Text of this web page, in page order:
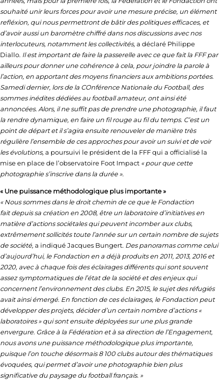
souhaité unir leurs forces pour avoir une mesure précise, un élément
refléxion, qui nous permettront de bâtir des politiques efficaces, et
d’avoir aussi un baromètre chiffré dans nos discussions avec nos
interlocuteurs, notamment les collectivités, a déclaré Philippe
Diallo. Il est important de faire la passerelle avec ce que fait la FFF par
ailleurs pour donner une cohérence à cela, pour joindre la parole à
l’action, en apportant des moyens financiers aux ambitions portées.
Samedi dernier, lors de la COnférence Nationale du Football, des
sommes inédites dédiées au football amateur, ont ainsi été
annoncées. Alors, il ne suffit pas de prendre une photographie, il faut
la rendre dynamique, en faire un fil rouge au fil du temps. C’est un
point de départ et il s’agira ensuite renouveler de manière très
régulière l’ensemble de ces approches pour avoir un suivi et de voir
les évolutions, a poursuivi le président de la FFF qui a officialisé la
mise en place de l’observatoire Foot Impact « pour que cette
photographie s’inscrive dans la durée ».
« Une puissance méthodologique plus importante »
« Nous sommes dans le droit chemin de ce que le Fondaction
faitdepuis sa création en 2008, être un laboratoire d’initiatives en
matière d’actions sociétales qui peuvent incomber aux clubs,
extrêmement sollicités toute l’année sur un certain nombre de sujets
de société, a indiqué Jacques Bungert. Des panoramas comme celui
d’aujourd’hui, le Fondaction en a déjà produits en 2011, 2013, 2016 et
2020, avec à chaque fois des éclairages différents qui sont souvent
assez symptomatiques de l’état de la société et des enjeux qui
concernent l’environnement des clubs. En 2015, le sujet des réfugiés
avait ainsi émergé. En fonction de ces éclairages, le Fondaction peut
développer des projets, décider d’un certain nombre d’actions «
laboratoires » qui sont ensuite déployées sur une plus grande
envergure. Grâce à la Fédération et à sa direction de l’Engagement,
nous avons une puissance méthodologique plus importante,
puisque l’on touche désormais 8 100 clubs autour des thématiques
évoquées, qui permet d’avoir une photographie bien plus
significative du paysage du football français. »